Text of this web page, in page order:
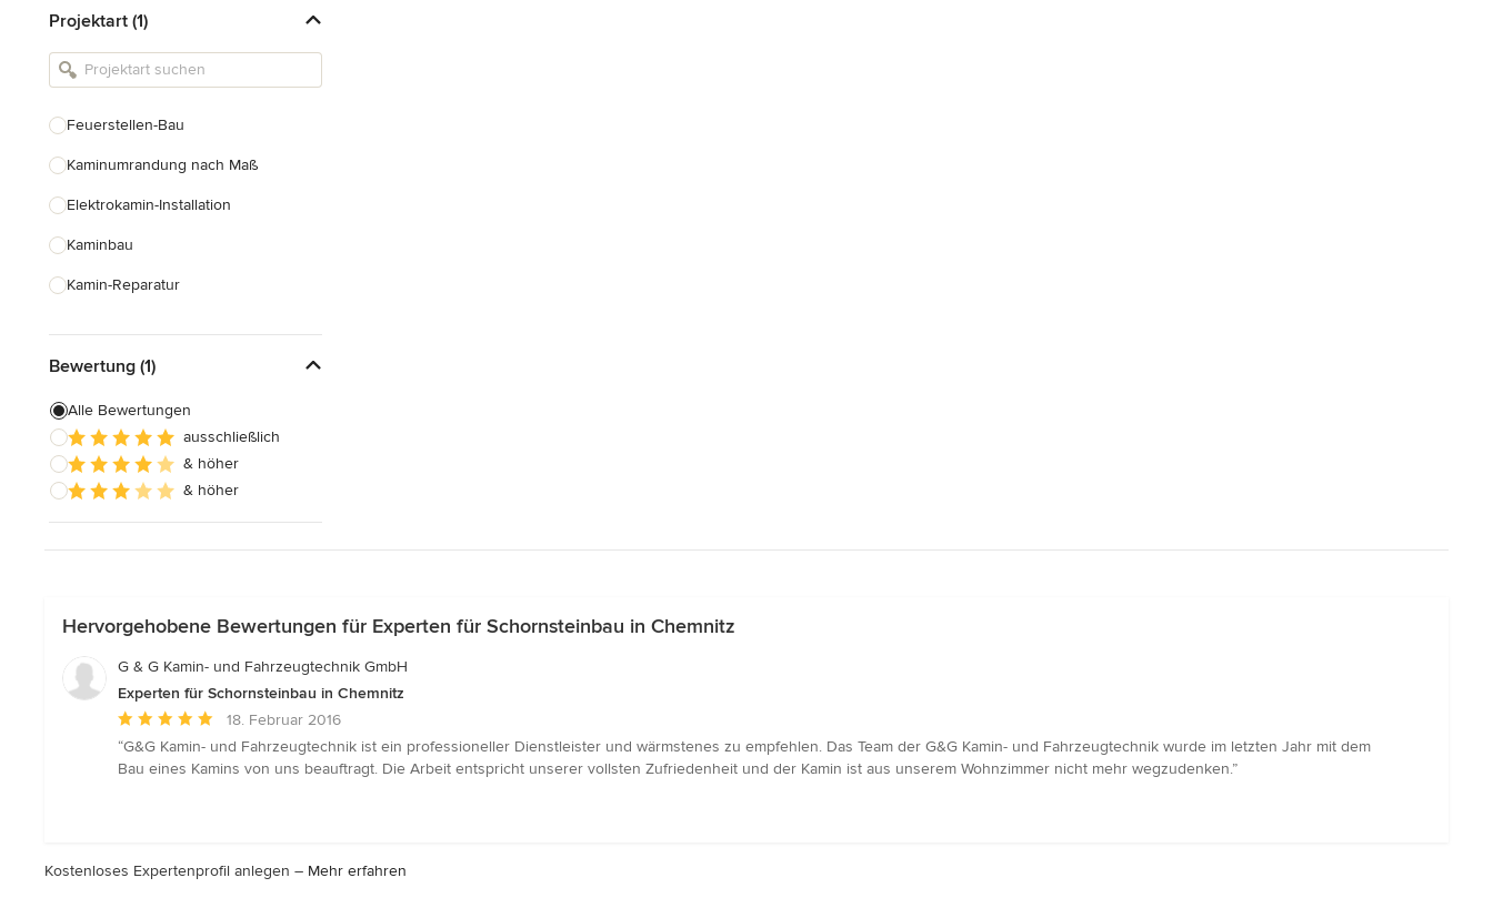
Landschaftsarchitekten
Armaturen & Sanitärbedarf
Projektart (1)
Feuerstellen-Bau
Kaminumrandung nach Maß
Elektrokamin-Installation
Kaminbau
Kamin-Reparatur
Gartenkamin-Bau
Schornsteinbau
Alle anzeigen
Bewertung (1)
Alle Bewertungen
ausschließlich
& höher
& höher
Hervorgehobene Bewertungen für Experten für Schornsteinbau in Chemnitz
G & G Kamin- und Fahrzeugtechnik GmbH
Experten für Schornsteinbau in Chemnitz
Durchschnittliche
Bewertung:
5
18. Februar 2016
“G&G Kamin- und Fahrzeugtechnik ist ein professioneller Dienstleister und wärmstenes zu empfehlen. Das Team der G&G Kamin- und Fahrzeugtechnik wurde im letzten Jahr mit dem
Bau eines Kamins von uns beauftragt. Die Arbeit entspricht unserer vollsten Zufriedenheit und der Kamin ist aus unserem Wohnzimmer nicht mehr wegzudenken.”
Kostenloses Expertenprofil anlegen – Mehr erfahren